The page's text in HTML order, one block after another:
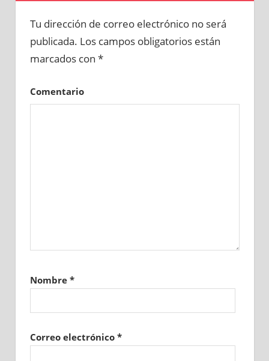
Tu dirección de correo electrónico no será
publicada. Los campos obligatorios están
marcados con *
Comentario
Nombre *
Correo electrónico *